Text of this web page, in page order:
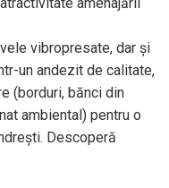
amenajării
vibropresate, dar și
un andezit de calitate,
(borduri, bănci din
ambiental) pentru o
Descoperă